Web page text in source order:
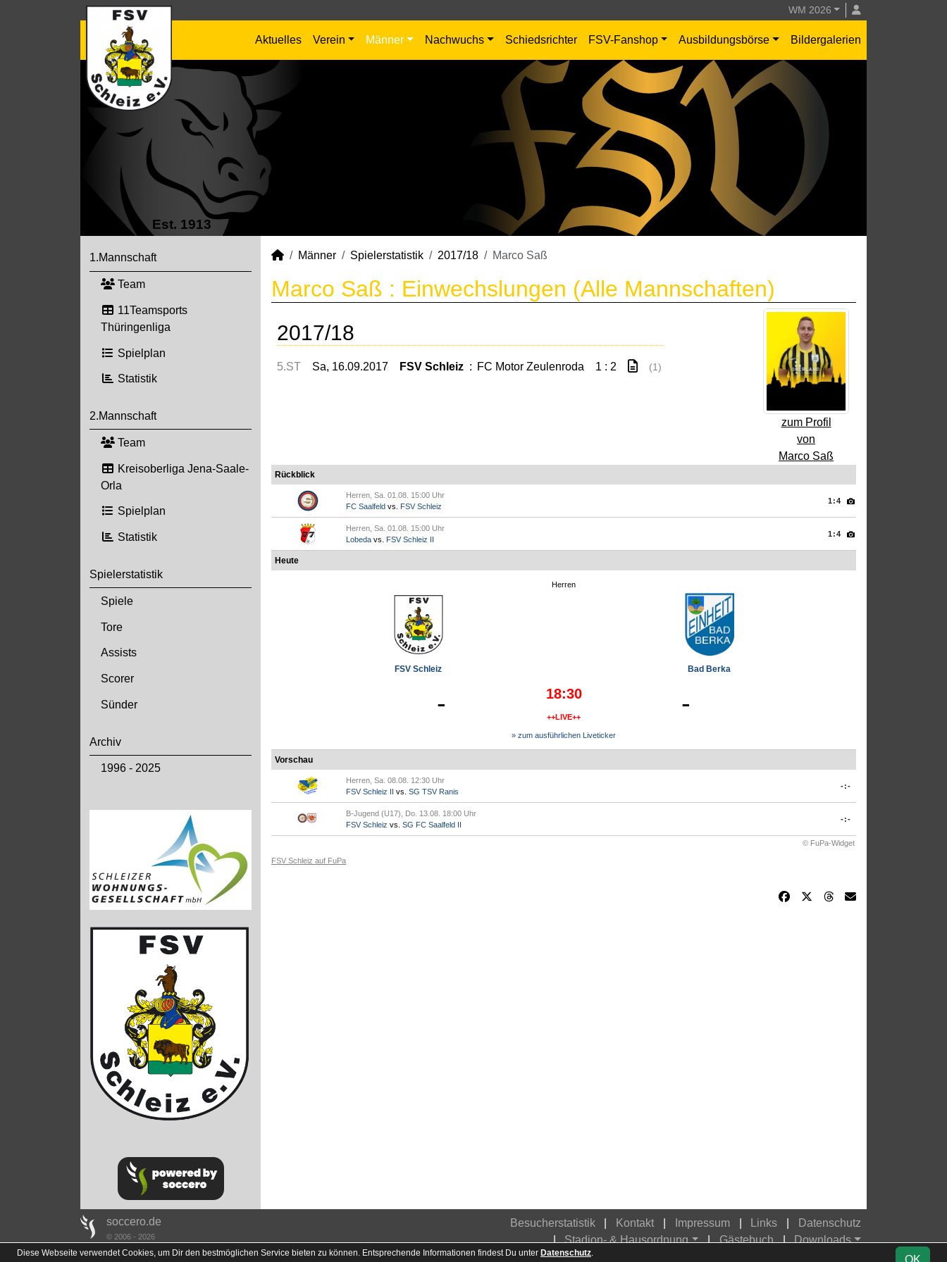
WM 2026
Aktuelles Verein Männer Nachwuchs Schiedsrichter FSV-Fanshop Ausbildungsbörse Bildergalerien
Est. 1913
1.Mannschaft
Team
11Teamsports
Thüringenliga
Spielplan
Statistik
2.Mannschaft
Team
Kreisoberliga Jena-Saale-
Orla
Spielplan
Statistik
Spielerstatistik
Spiele
Tore
Assists
Scorer
Sünder
Archiv
1996 - 2025
Männer Spielerstatistik 2017/18 Marco Saß
Marco Saß : Einwechslungen (Alle Mannschaften)
zum Profil
von
Marco Saß
2017/18
5.ST Sa, 16.09.2017 FSV Schleiz : FC Motor Zeulenroda 1 : 2 (1)
Rückblick
Herren, Sa. 01.08. 15:00 Uhr
FC Saalfeld vs. FSV Schleiz
1:4
Herren, Sa. 01.08. 15:00 Uhr
Lobeda vs. FSV Schleiz II
1:4
Heute
Herren
FSV Schleiz Bad Berka
- 18:30
++LIVE++ -
» zum ausführlichen Liveticker
Vorschau
Herren, Sa. 08.08. 12:30 Uhr
FSV Schleiz II vs. SG TSV Ranis
-:-
B-Jugend (U17), Do. 13.08. 18:00 Uhr
FSV Schleiz vs. SG FC Saalfeld II
-:-
© FuPa-Widget
FSV Schleiz auf FuPa
soccero.de
© 2006 - 2026
Besucherstatistik Kontakt Impressum Links
Datenschutz
Stadion- & Hausordnung
Gästebuch
Downloads
OK
Diese Webseite verwendet Cookies, um Dir den bestmöglichen Service bieten zu können. Entsprechende Informationen findest Du unter Datenschutz.